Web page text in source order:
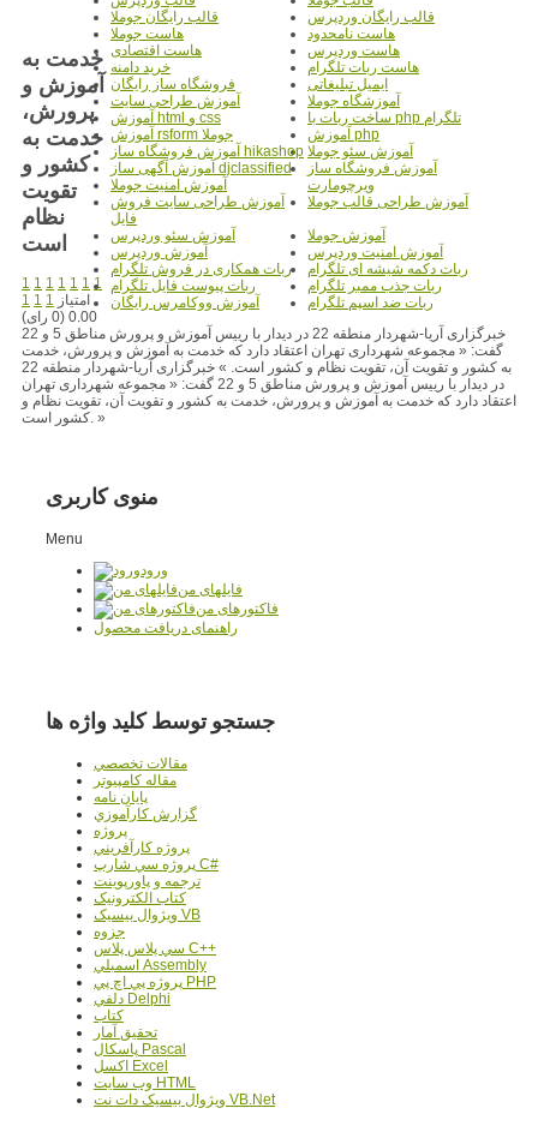
قالب رایگان وردپرس
قالب رایگان جوملا
هاست نامحدود
هاست جوملا
هاست وردپرس
هاست اقتصادی
هاست ربات تلگرام
خرید دامنه
ایمیل تبلیغاتی
فروشگاه ساز رایگان
آموزشگاه جوملا
آموزش طراحی سایت
ساخت ربات با php تلگرام
آموزش html و css
آموزش php
آموزش rsform جوملا
آموزش سئو جوملا آموزش فروشگاه ساز hikashop
آموزش فروشگاه ساز
ویرچومارت
آموزش آگهی ساز djclassified
آموزش امنیت جوملا
آموزش طراحی قالب جوملا
آموزش طراحی سایت فروش
فایل
آموزش جوملا
آموزش سئو وردپرس
آموزش امنیت وردپرس
آموزش وردپرس
ربات دکمه شیشه ای تلگرام
ربات همکاری در فروش تلگرام
ربات جذب ممبر تلگرام
ربات پیوست فایل تلگرام
ربات ضد اسپم تلگرام
آموزش ووکامرس رایگان
خدمت به
آموزش و
پرورش،
خدمت به
کشور و
تقويت
نظام
است
1 1 1 1 1 1 1
1 1 1 امتیاز
0.00 (0 رای)
خبرگزاری آریا-شهردار منطقه 22 در دیدار با رییس آموزش و پرورش مناطق 5 و 22
گفت: « مجموعه شهرداری تهران اعتقاد دارد که خدمت به آموزش و پرورش، خدمت
به کشور و تقویت آن، تقویت نظام و کشور است. » خبرگزاری آریا-شهردار منطقه 22
در دیدار با رییس آموزش و پرورش مناطق 5 و 22 گفت: « مجموعه شهرداری تهران
اعتقاد دارد که خدمت به آموزش و پرورش، خدمت به کشور و تقویت آن، تقویت نظام و
کشور است. »
منوی کاربری
Menu
ورود
فایلهای من
فاکتورهای من
راهنمای دریافت محصول
جستجو توسط کلید واژه ها
مقالات تخصصي
مقاله کامپیوتر
پایان نامه
گزارش کارآموزي
پروژه
پروژه کارآفريني
پروژه سي شارپ C#
ترجمه و پاورپوينت
کتاب الکترونيک
ويژوال بيسيک VB
جزوه
سي پلاس پلاس C++
اسمبلي Assembly
پروژه پي اچ پي PHP
دلفي Delphi
کتاب
تحقيق آمار
پاسکال Pascal
اکسل Excel
وب سايت HTML
ويژوال بيسيک دات نت VB.Net